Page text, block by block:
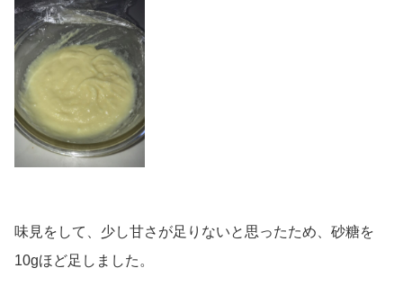
味見をして、少し甘さが足りないと思ったため、砂糖を
10gほど足しました。